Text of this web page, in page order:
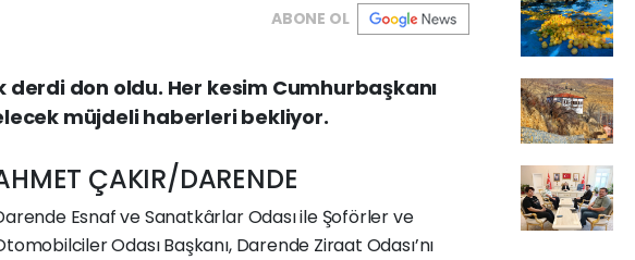
ABONE OL
don oldu. Her kesim Cumhurbaşkanı
müjdeli haberleri bekliyor.
ÇAKIR/DARENDE
EsnafveSanatkârlarOdasıile Şoförlerve
OdasıBaşkanı, Darende Ziraat Odası’nı